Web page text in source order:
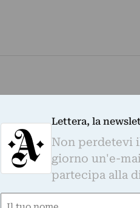
Lettera, la
Non perdetevi
giorno un'e-
partecipa alla
Nome